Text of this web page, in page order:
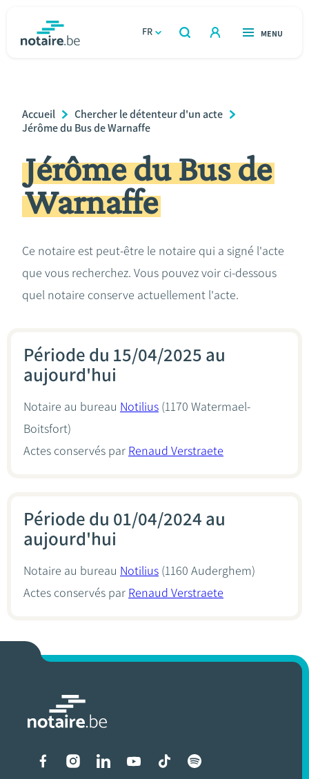
FR
OUVERT
RECHERCHER
OUVERT
MENU
Relations et vivre ensemble
Héritage et donations
Entreprendre
Calculateurs
Breadcrumb
Accueil
Chercher le détenteur d'un acte
Jérôme du Bus de Warnaffe
Jérôme du Bus de
Warnaffe
Ce notaire est peut-être le notaire qui a signé l'acte
que vous recherchez. Vous pouvez voir ci-dessous
quel notaire conserve actuellement l'acte.
Période du 15/04/2025 au
aujourd'hui
Notaire au bureau Notilius (1170 Watermael-
Boitsfort)
Actes conservés par Renaud Verstraete
Période du 01/04/2024 au
aujourd'hui
Notaire au bureau Notilius (1160 Auderghem)
Actes conservés par Renaud Verstraete
Liens vers les réseaux